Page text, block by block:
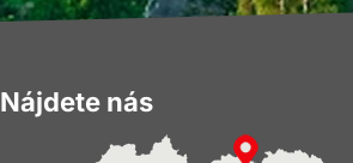
Nájdete nás